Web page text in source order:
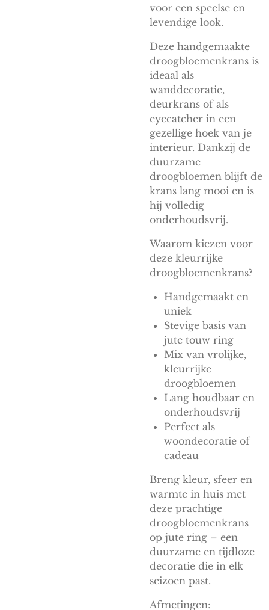
voor een speelse en
levendige look.
Deze handgemaakte
droogbloemenkrans is
ideaal als
wanddecoratie,
deurkrans of als
eyecatcher in een
gezellige hoek van je
interieur. Dankzij de
duurzame
droogbloemen blijft de
krans lang mooi en is
hij volledig
onderhoudsvrij.
Waarom kiezen voor
deze kleurrijke
droogbloemenkrans?
Handgemaakt en
uniek
Stevige basis van
jute touw ring
Mix van vrolijke,
kleurrijke
droogbloemen
Lang houdbaar en
onderhoudsvrij
Perfect als
woondecoratie of
cadeau
Breng kleur, sfeer en
warmte in huis met
deze prachtige
droogbloemenkrans
op jute ring – een
duurzame en tijdloze
decoratie die in elk
seizoen past.
Afmetingen: